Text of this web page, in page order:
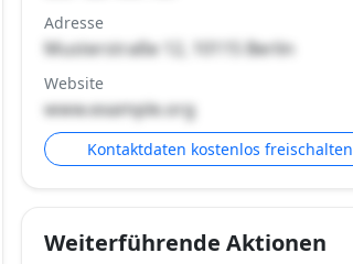
Adresse
Musterstraße 12, 10115 Berlin
Website
www.example.org
Kontaktdaten kostenlos freischalten
Weiterführende Aktionen